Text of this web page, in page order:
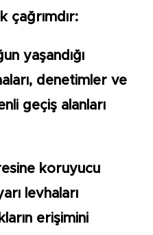
çağrımdır:
yaşandığı
denetimler ve
geçiş alanları
koruyucu
levhaları
erişimini